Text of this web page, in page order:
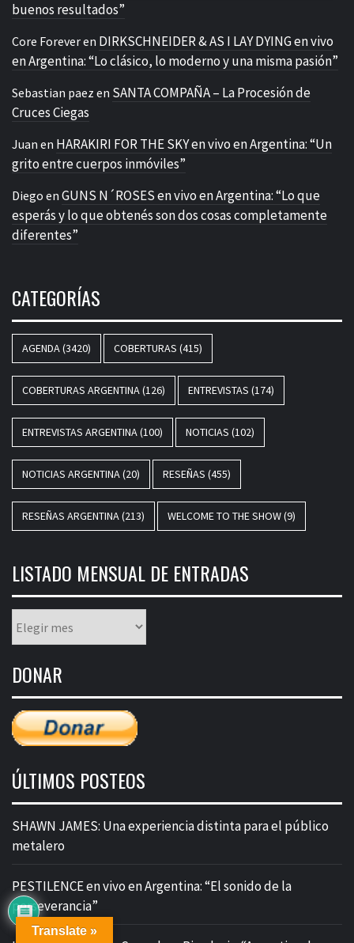
buenos resultados”
Core Foreveren DIRKSCHNEIDER & AS I LAY DYING en vivo
en Argentina: “Lo clásico, lo moderno y una misma pasión”
Sebastian paez en SANTA COMPAÑA – La Procesión de
Cruces Ciegas
Juan en HARAKIRI FOR THE SKY en vivo en Argentina: “Un
grito entre cuerpos inmóviles”
Diego en GUNS N´ROSES en vivo en Argentina: “Lo que
esperás y lo que obtenés son dos cosas completamente
diferentes”
CATEGORÍAS
AGENDA(3420) COBERTURAS (415)
COBERTURAS ARGENTINA(126) ENTREVISTAS (174)
ENTREVISTAS ARGENTINA(100) NOTICIAS (102)
NOTICIAS ARGENTINA(20) RESEÑAS (455)
RESEÑAS ARGENTINA(213) WELCOME TO THE SHOW(9)
LISTADO MENSUAL DE ENTRADAS
mensual
entradas
DONAR
ÚLTIMOS POSTEOS
SHAWN JAMES: Una experiencia distinta para el público
metalero
PESTILENCE en vivo en Argentina: “El sonido de la
perseverancia”
Translate »